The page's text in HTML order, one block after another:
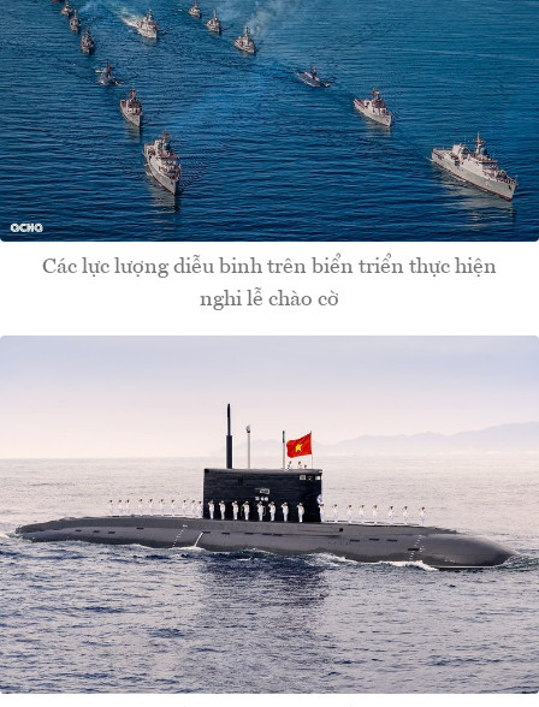
Các lực lượng diễu binh trên biển triển thực hiện
nghi lễ chào cờ